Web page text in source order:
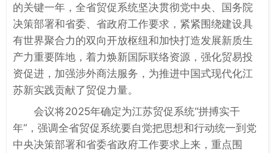
的关键一年，全省贸促系统坚决贯彻党中央、国务院
决策部署和省委、省政府工作要求，紧紧围绕建设具
有世界聚合力的双向开放枢纽和加快打造发展新质生
产力重要阵地，着力焕新国际联络资源，强化贸易投
资促进，加强涉外商法服务，为推进中国式现代化江
苏新实践贡献了贸促力量。
会议将2025年确定为江苏贸促系统“拼搏实干
年”，强调全省贸促系统要自觉把思想和行动统一到党
中央决策部署和省委省政府工作要求上来，重点围